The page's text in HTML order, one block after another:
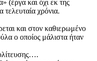
(έργα και όχι εκ της
τελευταία χρόνια.
και στον καθιερωμένο
ο οποίος μάλιστα ήταν